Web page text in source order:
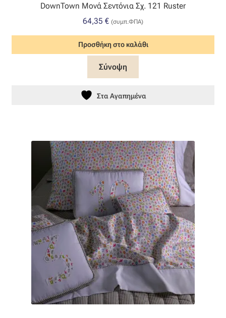
Όλα τα υφάσματα
Black-out
Βελουτέ
Γάζα
Γκρο
Δαντέλα
Επιπλόπανο
DownTown Μονά Σεντόνια Σχ. 121 Ruster
64,35 € (συμπ.ΦΠΑ)
Προσθήκη στο καλάθι
Σύνοψη
Στα Αγαπημένα